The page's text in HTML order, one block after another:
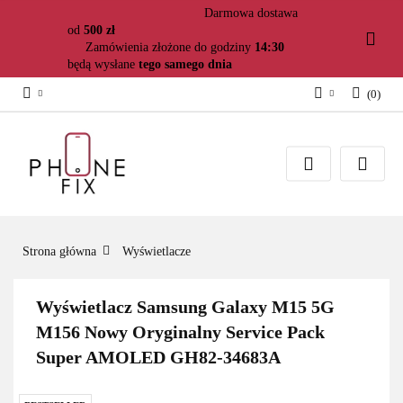
Darmowa dostawa
od 500 zł
Zamówienia złożone do godziny 14:30
będą wysłane tego samego dnia
Załóż konto
(0)
Strona główna Wyświetlacze
Wyświetlacz Samsung Galaxy M15 5G
M156 Nowy Oryginalny Service Pack
Super AMOLED GH82-34683A